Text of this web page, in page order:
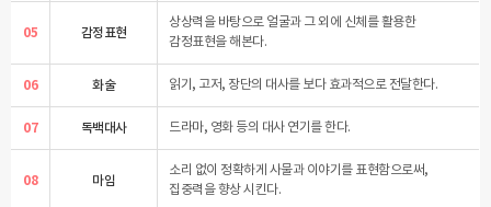
05 감정표현
상상력을 바탕으로 얼굴과 그 외에 신체를 활용한
감정표현을 해본다.
06 화술 읽기, 고저, 장단의 대사를 보다 효과적으로 전달한다.
07 독백대사 드라마, 영화 등의 대사 연기를 한다.
08 마임
소리 없이 정확하게 사물과 이야기를 표현함으로써,
집중력을 향상 시킨다.